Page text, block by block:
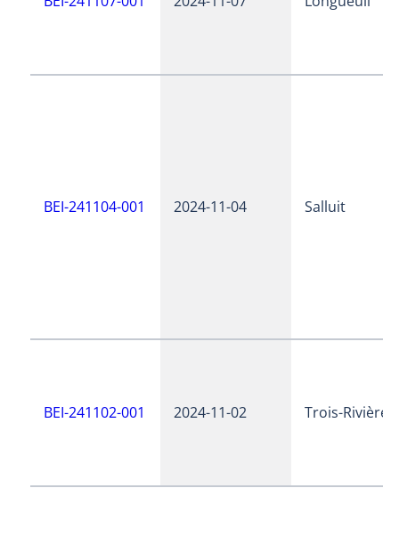
BEI-241104-001 2024-11-04 Salluit
BEI-241102-001 2024-11-02 Trois-Rivières